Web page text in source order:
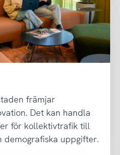
främjar
Det kan handla
för kollektivtrafik till
demografiska uppgifter.